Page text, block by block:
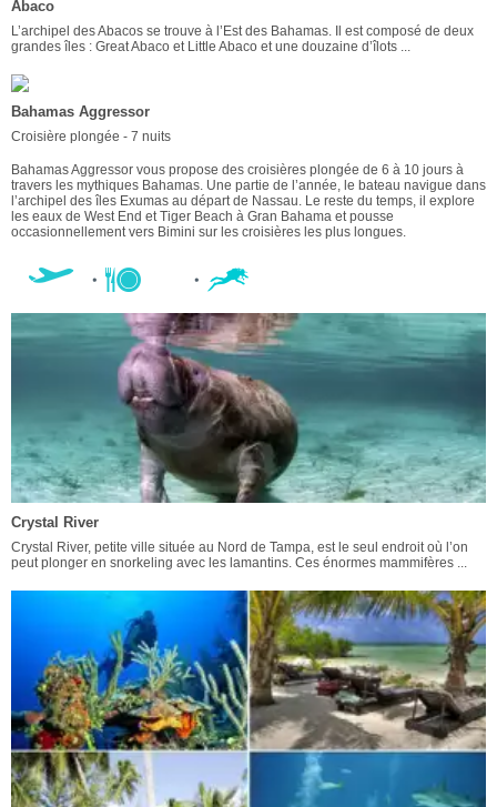
Abaco
L’archipel des Abacos se trouve à l’Est des Bahamas. Il est composé de deux
grandes îles : Great Abaco et Little Abaco et une douzaine d’îlots ...
Bahamas Aggressor
Croisière plongée - 7 nuits
Bahamas Aggressor vous propose des croisières plongée de 6 à 10 jours à
travers les mythiques Bahamas. Une partie de l’année, le bateau navigue dans
l’archipel des îles Exumas au départ de Nassau. Le reste du temps, il explore
les eaux de West End et Tiger Beach à Gran Bahama et pousse
occasionnellement vers Bimini sur les croisières les plus longues.
Crystal River
Crystal River, petite ville située au Nord de Tampa, est le seul endroit où l’on
peut plonger en snorkeling avec les lamantins. Ces énormes mammifères ...